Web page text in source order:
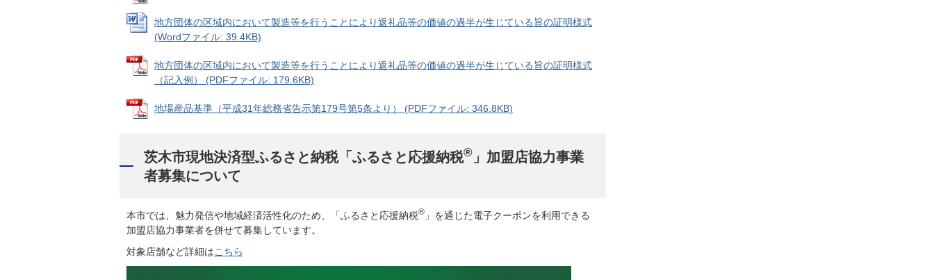
地方団体の区域内において製造等を行うことにより返礼品等の価値の過半が生じている旨の証明様式
(Wordファイル: 39.4KB)
地方団体の区域内において製造等を行うことにより返礼品等の価値の過半が生じている旨の証明様式
（記入例） (PDFファイル: 179.6KB)
地場産品基準（平成31年総務省告示第179号第5条より） (PDFファイル: 346.8KB)
茨木市現地決済型ふるさと納税「ふるさと応援納税® 」加盟店協力事業
者募集について
本市では、魅力発信や地域経済活性化のため、「ふるさと応援納税® 」を通じた電子クーポンを利用できる
加盟店協力事業者を併せて募集しています。
対象店舗など詳細はこちら